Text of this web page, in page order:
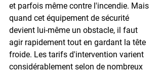
et parfois même contre l'incendie. Mais
quand cet équipement de sécurité
devient lui-même un obstacle, il faut
agir rapidement tout en gardant la tête
froide. Les tarifs d'intervention varient
considérablement selon de nombreux